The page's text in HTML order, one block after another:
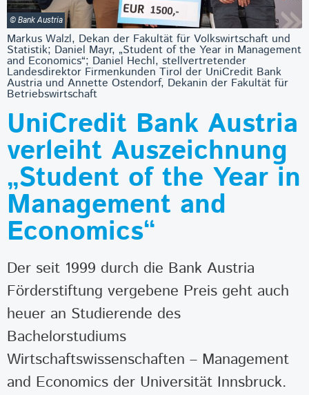
© Bank Austria
Markus Walzl, Dekan der Fakultät für Volkswirtschaft und
Statistik; Daniel Mayr, „Student of the Year in Management
and Economics“; Daniel Hechl, stellvertretender
Landesdirektor Firmenkunden Tirol der UniCredit Bank
Austria und Annette Ostendorf, Dekanin der Fakultät für
Betriebswirtschaft
UniCredit Bank Austria
verleiht Auszeichnung
„Student of the Year in
Management and
Economics“
Der seit 1999 durch die Bank Austria
Förderstiftung vergebene Preis geht auch
heuer an Studierende des
Bachelorstudiums
Wirtschaftswissenschaften – Management
and Economics der Universität Innsbruck.